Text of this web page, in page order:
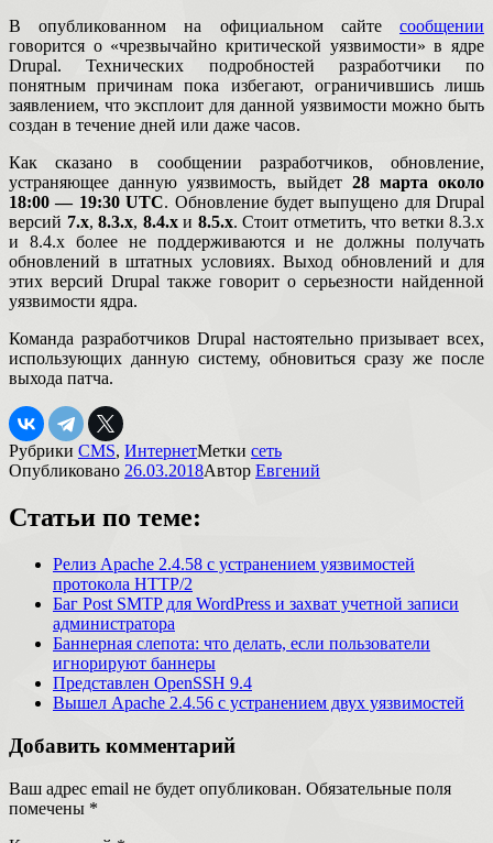
В опубликованном на официальном сайте сообщении
говорится о «чрезвычайно критической уязвимости» в ядре
Drupal. Технических подробностей разработчики по
понятным причинам пока избегают, ограничившись лишь
заявлением, что эксплоит для данной уязвимости можно быть
создан в течение дней или даже часов.
Как сказано в сообщении разработчиков, обновление,
устраняющее данную уязвимость, выйдет 28 марта около
18:00 — 19:30 UTC. Обновление будет выпущено для Drupal
версий 7.x, 8.3.x, 8.4.xи 8.5.x. Стоит отметить, что ветки 8.3.x
и 8.4.x более не поддерживаются и не должны получать
обновлений в штатных условиях. Выход обновлений и для
этих версий Drupal также говорит о серьезности найденной
уязвимости ядра.
Команда разработчиков Drupal настоятельно призывает всех,
использующих данную систему, обновиться сразу же после
выхода патча.
Рубрики CMS, ИнтернетМетки сеть
Опубликовано 26.03.2018Автор Евгений
Статьи по теме:
Релиз Apache 2.4.58 с устранением уязвимостей
протокола HTTP/2
Баг Post SMTP для WordPress и захват учетной записи
администратора
Баннерная слепота: что делать, если пользователи
игнорируют баннеры
Представлен OpenSSH 9.4
Вышел Apache 2.4.56 с устранением двух уязвимостей
Добавить комментарий
Ваш адрес email не будет опубликован. Обязательные поля
помечены *